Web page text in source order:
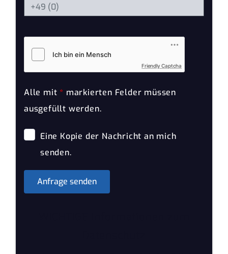
Friendly Captcha
Alle mit* markierten Felder müssen
ausgefüllt werden.
Eine Kopie der Nachricht an mich
senden.
Anfrage senden